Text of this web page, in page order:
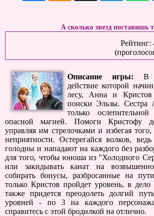
А сколько звезд поставишь
Рейтинг:
Описание игры:
В
действие которой
лесу, Анна и Кристов
поиски Эльзы. Сестра
только
опасной магией. Помоги Кристофу
управляя им стрелочками и избегая
неприятности. Остерегайся волков,
голодны и нападают на каждого без
для того, чтобы юноша из "Холодного
или закидывать канат на
собирать бонусы, разбросанные на
только Кристов пройдет уровень, в
также придется преодолеть долгий
уровней - по 3 на каждого
справитесь с этой бродилкой на отлично.